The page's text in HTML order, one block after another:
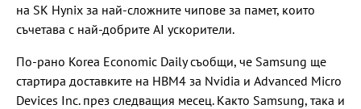
на SK Hynix за най-сложните чипове за памет, които
съчетава с най-добрите AI ускорители.
По-рано Korea Economic Daily съобщи, че Samsung ще
стартира доставките на HBM4 за Nvidia и Advanced Micro
Devices Inc. през следващия месец. Както Samsung, така и